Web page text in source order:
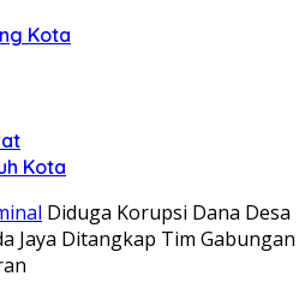
Kota
Kota
Diduga Korupsi Dana Desa
Jaya Ditangkap Tim Gabungan